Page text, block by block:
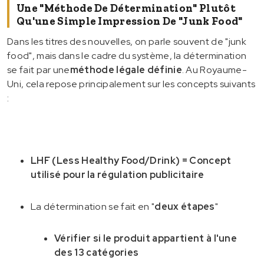
Une "méthode De Détermination" Plutôt
Qu'une Simple Impression De "junk Food"
Dans les titres des nouvelles, on parle souvent de "junk
food", mais dans le cadre du système, la détermination
se fait par uneméthode légale définie. Au Royaume-
Uni, cela repose principalement sur les concepts suivants
:
LHF (Less Healthy Food/Drink) = Concept
utilisé pour la régulation publicitaire
La détermination se fait en "deux étapes"
Vérifier si le produit appartient à l'une
des 13 catégories